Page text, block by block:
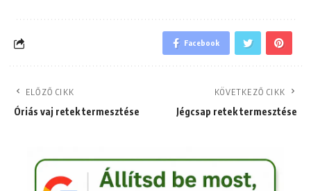
Facebook
ELŐZŐ CIKK
Óriás vaj retek termesztése
KÖVETKEZŐ CIKK
Jégcsap retek termesztése